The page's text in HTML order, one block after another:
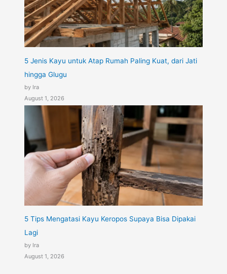
5 Jenis Kayu untuk Atap Rumah Paling Kuat, dari Jati
hingga Glugu
by Ira
August 1, 2026
5 Tips Mengatasi Kayu Keropos Supaya Bisa Dipakai
Lagi
by Ira
August 1, 2026